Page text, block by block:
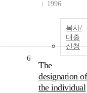
1996
복사/
대출
신청
6
The
designation of
the individual